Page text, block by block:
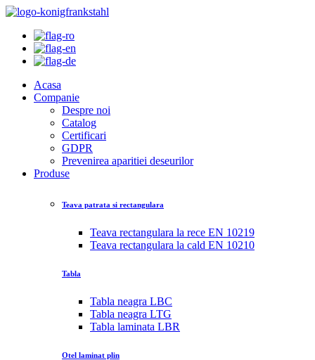
Acasa
Companie
Despre noi
Catalog
Certificari
GDPR
Prevenirea aparitiei deseurilor
Produse
Teava patrata si rectangulara
Teava rectangulara la rece EN 10219
Teava rectangulara la cald EN 10210
Tabla
Tabla neagra LBC
Tabla neagra LTG
Tabla laminata LBR
Otel laminat plin